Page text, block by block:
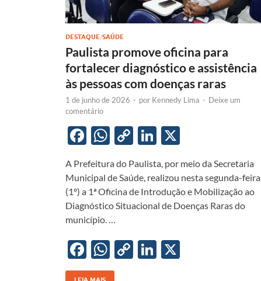
DESTAQUE/SAÚDE
Paulista promove oficina para
fortalecer diagnóstico e assistência
às pessoas com doenças raras
1 de junho de 2026 - por Kennedy Lima - Deixe um
comentário
F
e
b
o
o
k
W
at
s
A
p
p
C
p
y
Li
k
Li
k
e
dI
A Prefeitura do Paulista, por meio da Secretaria
Municipal de Saúde, realizou nesta segunda-feira
(1º) a 1ª Oficina de Introdução e Mobilização ao
Diagnóstico Situacional de Doenças Raras do
município. …
F
ac
W
h
C
Li